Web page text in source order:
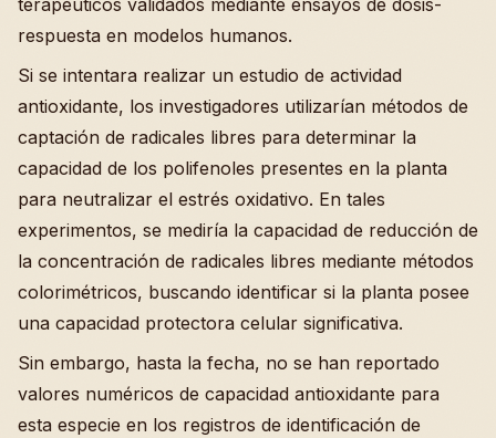
terapéuticos validados mediante ensayos de dosis-
respuesta en modelos humanos.
Si se intentara realizar un estudio de actividad
antioxidante, los investigadores utilizarían métodos de
captación de radicales libres para determinar la
capacidad de los polifenoles presentes en la planta
para neutralizar el estrés oxidativo. En tales
experimentos, se mediría la capacidad de reducción de
la concentración de radicales libres mediante métodos
colorimétricos, buscando identificar si la planta posee
una capacidad protectora celular significativa.
Sin embargo, hasta la fecha, no se han reportado
valores numéricos de capacidad antioxidante para
esta especie en los registros de identificación de